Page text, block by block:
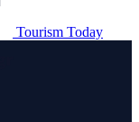
Tourism Today